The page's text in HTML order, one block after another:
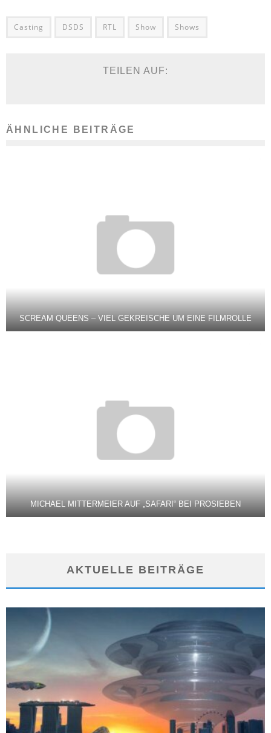
Casting DSDS RTL Show Shows
TEILEN AUF:
ÄHNLICHE BEITRÄGE
SCREAM QUEENS – VIEL GEKREISCHE UM EINE FILMROLLE
MICHAEL MITTERMEIER AUF „SAFARI“ BEI PROSIEBEN
AKTUELLE BEITRÄGE